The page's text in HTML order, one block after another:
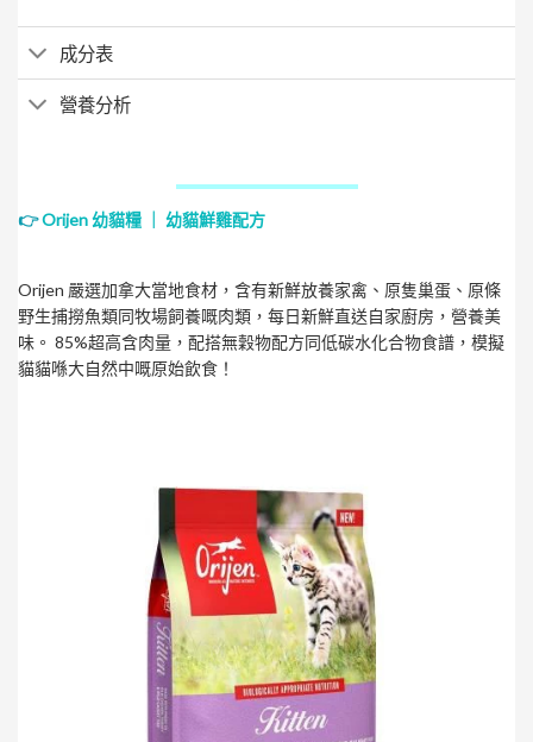
成分表
營養分析
👉Orijen 幼貓糧 ｜ 幼貓鮮雞配方
Orijen 嚴選加拿大當地食材，含有新鮮放養家禽、原隻巢蛋、原條
野生捕撈魚類同牧場飼養嘅肉類，每日新鮮直送自家廚房，營養美
味。 85%超高含肉量，配搭無穀物配方同低碳水化合物食譜，模擬
貓貓喺大自然中嘅原始飲食！